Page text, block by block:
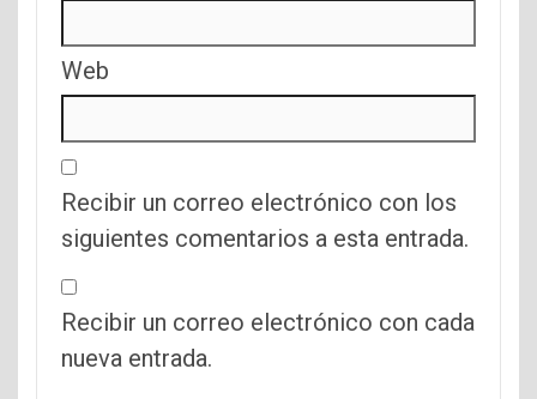
Web
Recibir un correo electrónico con los
siguientes comentarios a esta entrada.
Recibir un correo electrónico con cada
nueva entrada.